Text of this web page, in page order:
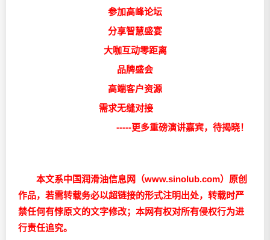
参加高峰论坛
分享智慧盛宴
大咖互动零距离
品牌盛会
高端客户资源
需求无缝对接
-----更多重磅演讲嘉宾，待揭晓！
本文系中国润滑油信息网（www.sinolub.com）原创
作品，若需转载务必以超链接的形式注明出处，转载时严
禁任何有悖原文的文字修改；本网有权对所有侵权行为进
行责任追究。